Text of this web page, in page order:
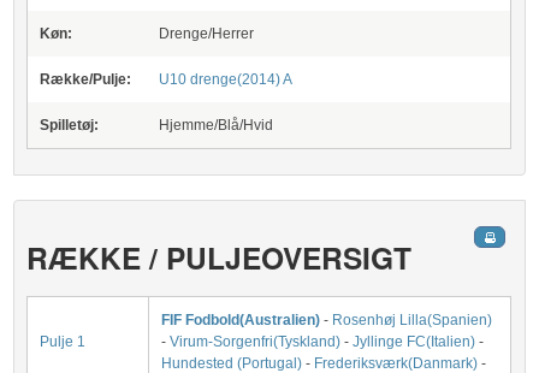
Køn: Drenge/Herrer
Række/Pulje: U10 drenge(2014) A
Spilletøj: Hjemme/Blå/Hvid
RÆKKE / PULJEOVERSIGT
Pulje 1
FIF Fodbold(Australien) - Rosenhøj Lilla(Spanien)
-Virum-Sorgenfri(Tyskland) -Jyllinge FC(Italien) -
Hundested (Portugal) - Frederiksværk(Danmark) -